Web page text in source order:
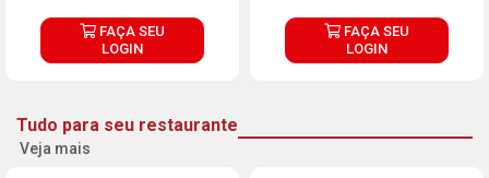
FAÇA SEU
LOGIN
FAÇA SEU
LOGIN
Tudo para seu restaurante
Veja mais